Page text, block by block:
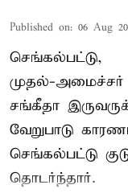
Published on: 06 Aug
செங்கல்பட்டு,
முதல்-
சங்கீதா
வேறுபாடு
செங்கல்பட்டு
தொடர்ந்தார்.